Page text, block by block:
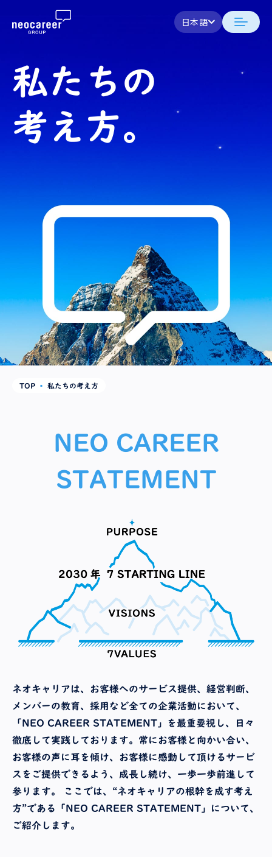
Skip to content
日本語
代表メッセージ
私たちの考え方
事業内容
採用支援
企業情報
日本語
私たちの
考え方。
TOP ▪ 私たちの考え方
NEO CAREER
STATEMENT
ネオキャリアは、お客様へのサービス提供、経営判断、
メンバーの教育、採用など全ての企業活動において、
「NEO CAREER STATEMENT」を最重要視し、日々
徹底して実践しております。常にお客様と向かい合い、
お客様の声に耳を傾け、お客様に感動して頂けるサービ
スをご提供できるよう、成長し続け、一歩一歩前進して
参ります。 ここでは、“ネオキャリアの根幹を成す考え
方”である「NEO CAREER STATEMENT」について、
ご紹介します。